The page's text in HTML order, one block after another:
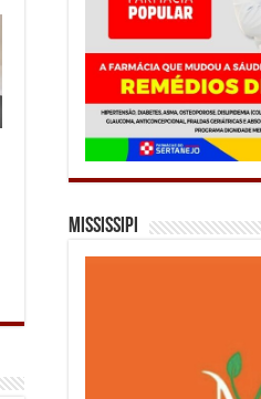
Mississipi